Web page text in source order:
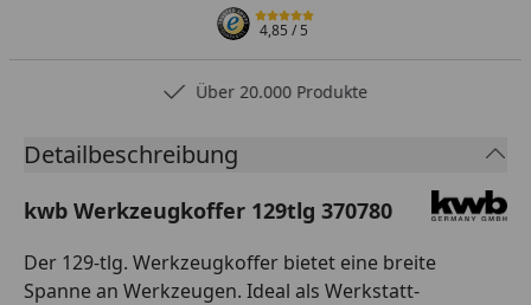
4,85/ 5
Über 20.000 Produkte
Detailbeschreibung
kwb Werkzeugkoffer 129tlg 370780
Der 129-tlg. Werkzeugkoffer bietet eine breite
Spanne an Werkzeugen. Ideal als Werkstatt-